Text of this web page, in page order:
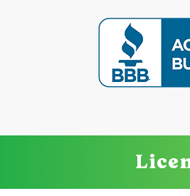
comunicación y
desarrollar estrategias
para afrontar los desafíos
del matrimonio....